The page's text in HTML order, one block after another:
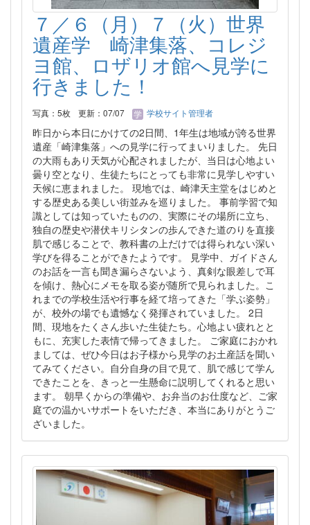
７／６（月）７（火）世界
遺産学 崎津集落、コレジ
ヨ館、ロザリオ館へ見学に
行きました！
写真：5枚 更新：07/07 学校サイト管理者
昨日から本日にかけての2日間、1年生は地域が誇る世界
遺産「崎津集落」への見学に行ってまいりました。 先日
の大雨もあり天気が心配されましたが、当日は心地よい
曇り空となり、生徒たちにとっても非常に見学しやすい
天候に恵まれました。 現地では、崎津天主堂をはじめと
する歴史ある美しい街並みを巡りました。 事前学習で知
識としては知っていたものの、実際にその場所に立ち、
独自の歴史や潜伏キリシタンの歩んできた道のりを直接
肌で感じることで、教科書の上だけでは得られない深い
学びを得ることができたようです。 見学中、ガイドさん
のお話を一言も聞き漏らさないよう、真剣な眼差しで耳
を傾け、熱心にメモを取る姿が随所で見られました。こ
れまでの学校生活や行事を経て培ってきた「学ぶ姿勢」
が、校外の場でも遺憾なく発揮されていました。 2日
間、現地をたくさん歩いた生徒たち。心地よい疲れとと
もに、充実した表情で帰ってきました。 ご家庭におかれ
ましては、ぜひ今日はお子様から見学のお土産話を聞い
てみてください。自分自身の目で見て、肌で感じて学ん
できたことを、きっと一生懸命に説明してくれると思い
ます。 朝早くからの準備や、お弁当のお仕度など、ご家
庭での温かいサポートをいただき、本当にありがとうご
ざいました。